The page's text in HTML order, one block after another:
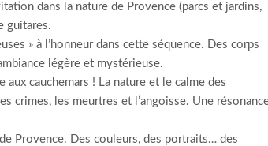
dans la nature de Provence (parcs et jardins,
guitares.
» à l’honneur dans cette séquence. Des corps
légère et mystérieuse.
aux cauchemars ! La nature et le calme des
crimes, les meurtres et l’angoisse. Une
Provence. Des couleurs, des portraits… des